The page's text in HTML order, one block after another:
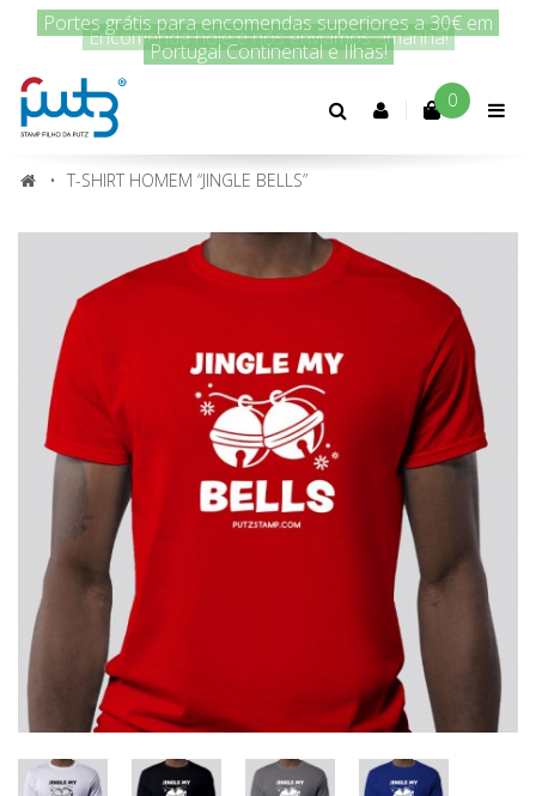
Encomenda hoje e nós enviamos amanhã!
Conta 0
T-SHIRT HOMEM “JINGLE BELLS”